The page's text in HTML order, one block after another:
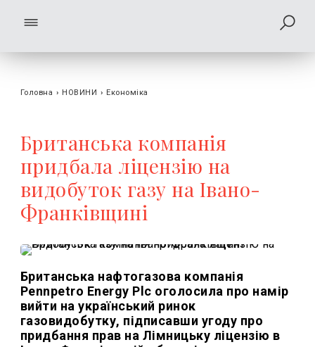
Головна › НОВИНИ › Економіка
Британська компанія
придбала ліцензію на
видобуток газу на Івано-
Франківщині
Британська нафтогазова компанія
Pennpetro Energy Plc оголосила про намір
вийти на український ринок
газовидобутку, підписавши угоду про
придбання прав на Лімницьку ліцензію в